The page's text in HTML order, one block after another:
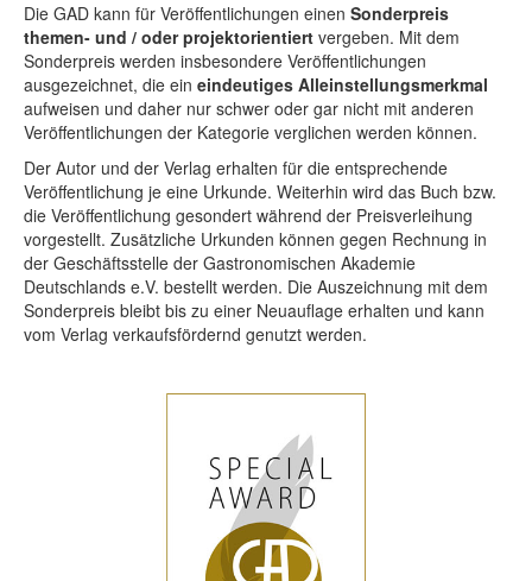
Die GAD kann für Veröffentlichungen einen Sonderpreis
themen- und / oder projektorientiert vergeben. Mit dem
Sonderpreis werden insbesondere Veröffentlichungen
ausgezeichnet, die ein eindeutiges Alleinstellungsmerkmal
aufweisen und daher nur schwer oder gar nicht mit anderen
Veröffentlichungen der Kategorie verglichen werden können.
Der Autor und der Verlag erhalten für die entsprechende
Veröffentlichung je eine Urkunde. Weiterhin wird das Buch bzw.
die Veröffentlichung gesondert während der Preisverleihung
vorgestellt. Zusätzliche Urkunden können gegen Rechnung in
der Geschäftsstelle der Gastronomischen Akademie
Deutschlands e.V. bestellt werden. Die Auszeichnung mit dem
Sonderpreis bleibt bis zu einer Neuauflage erhalten und kann
vom Verlag verkaufsfördernd genutzt werden.